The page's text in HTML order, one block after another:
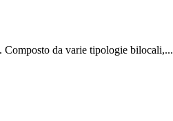
Composto da varie tipologie bilocali,...